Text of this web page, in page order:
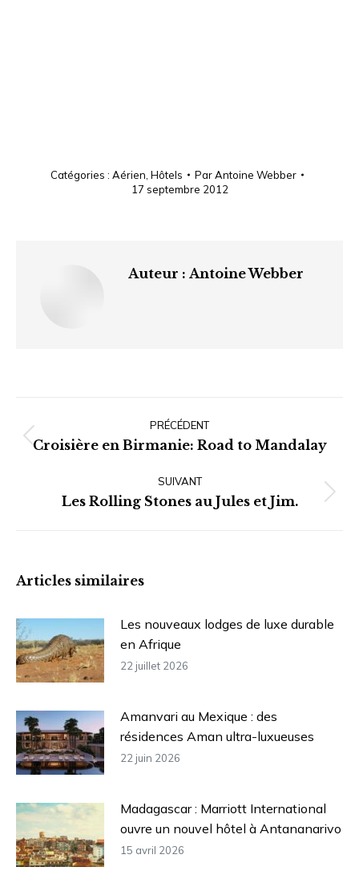
Catégories : Aérien Hôtels ParAntoine Webber
17 septembre 2012
Auteur : Antoine Webber
article
PRÉCÉDENT
Article
:
Croisière en Birmanie: Road to Mandalay
SUIVANT
Article
Les Rolling Stones au Jules et Jim.
Articles similaires
Les nouveaux lodges de luxe durable
en Afrique
22 juillet 2026
Amanvari au Mexique : des
résidences Aman ultra-luxueuses
22 juin 2026
Madagascar : Marriott International
ouvre un nouvel hôtel à Antananarivo
15 avril 2026